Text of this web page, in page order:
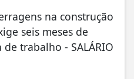
na construção
seis meses de
trabalho - SALÁRIO